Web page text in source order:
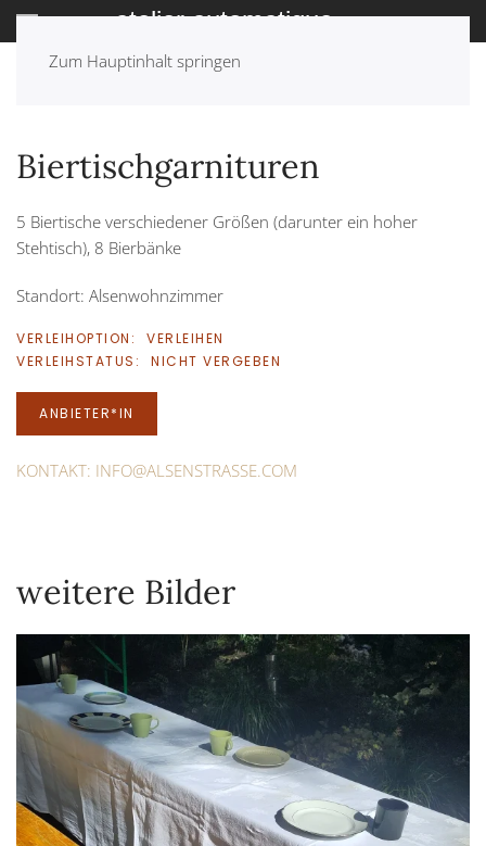
Zum Hauptinhalt springen
Biertischgarnituren
5 Biertische verschiedener Größen (darunter ein hoher
Stehtisch), 8 Bierbänke
Standort: Alsenwohnzimmer
VERLEIHOPTION:
VERLEIHEN
VERLEIHSTATUS:
NICHT VERGEBEN
ANBIETER*IN
KONTAKT: INFO@ALSENSTRASSE.COM
weitere Bilder